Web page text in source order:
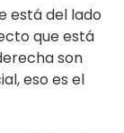
está del lado
que está
son
eso es el